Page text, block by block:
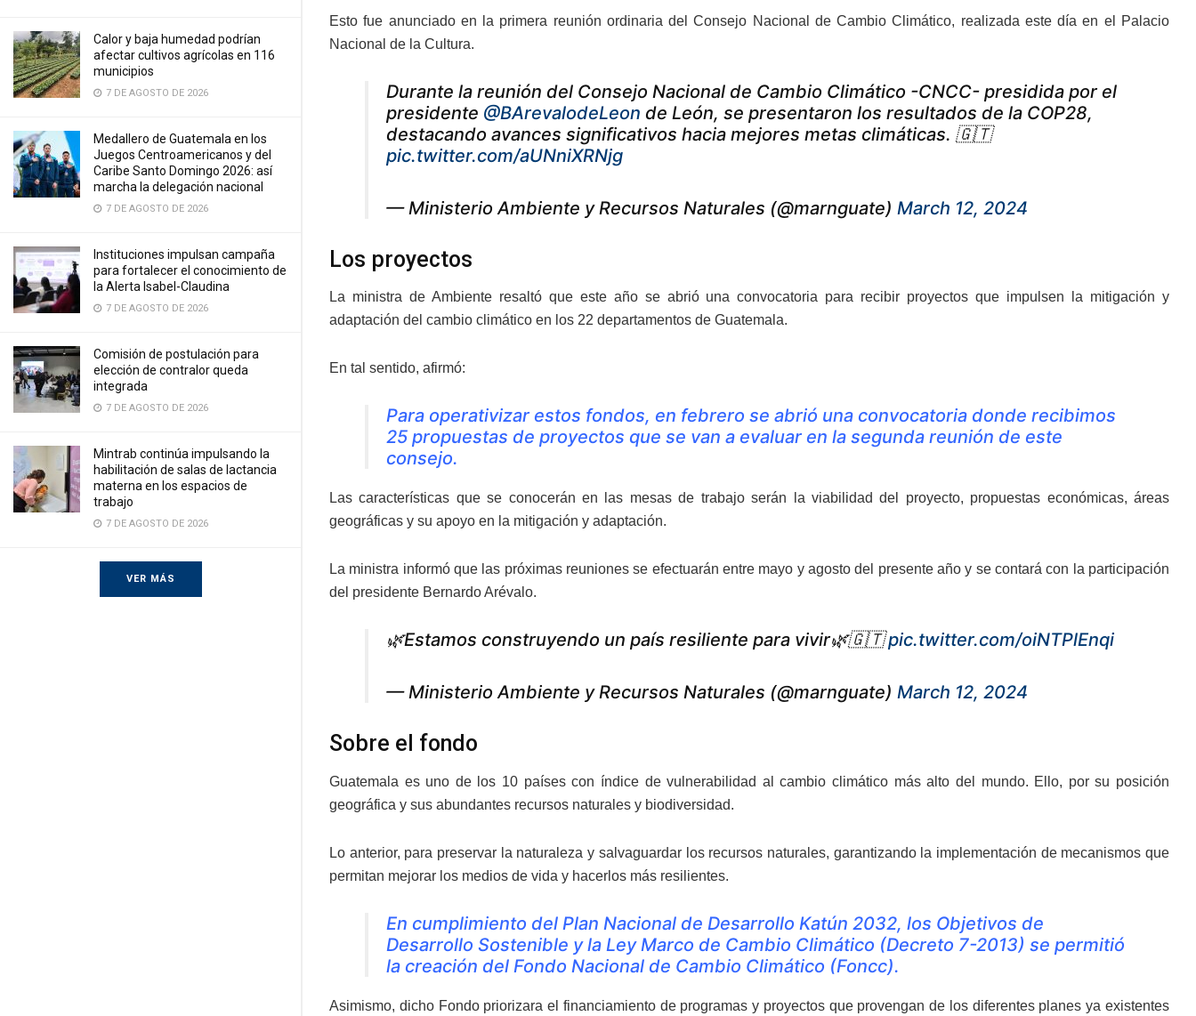
Calor y baja humedad podrían
afectar cultivos agrícolas en 116
municipios
7 DE AGOSTO DE 2026
Medallero de Guatemala en los
Juegos Centroamericanos y del
Caribe Santo Domingo 2026: así
marcha la delegación nacional
7 DE AGOSTO DE 2026
Instituciones impulsan campaña
para fortalecer el conocimiento de
la Alerta Isabel-Claudina
7 DE AGOSTO DE 2026
Comisión de postulación para
elección de contralor queda
integrada
7 DE AGOSTO DE 2026
Mintrab continúa impulsando la
habilitación de salas de lactancia
materna en los espacios de
trabajo
7 DE AGOSTO DE 2026
VER MÁS
Esto fue anunciado en la primera reunión ordinaria del Consejo Nacional de Cambio Climático, realizada este día en el Palacio
Nacional de la Cultura.
Durante la reunión del Consejo Nacional de Cambio Climático -CNCC- presidida por el
presidente @BArevalodeLeon de León, se presentaron los resultados de la COP28,
destacando avances significativos hacia mejores metas climáticas. 🇬🇹
pic.twitter.com/aUNniXRNjg
— Ministerio Ambiente y Recursos Naturales (@marnguate) March 12, 2024
Los proyectos
La ministra de Ambiente resaltó que este año se abrió una convocatoria para recibir proyectos que impulsen la mitigación y
adaptación del cambio climático en los 22 departamentos de Guatemala.
En tal sentido, afirmó:
Para operativizar estos fondos, en febrero se abrió una convocatoria donde recibimos
25 propuestas de proyectos que se van a evaluar en la segunda reunión de este
consejo.
Las características que se conocerán en las mesas de trabajo serán la viabilidad del proyecto, propuestas económicas, áreas
geográficas y su apoyo en la mitigación y adaptación.
La ministra informó que las próximas reuniones se efectuarán entre mayo y agosto del presente año y se contará con la participación
del presidente Bernardo Arévalo.
🌿Estamos construyendo un país resiliente para vivir🌿🇬🇹pic.twitter.com/oiNTPlEnqi
— Ministerio Ambiente y Recursos Naturales (@marnguate) March 12, 2024
Sobre el fondo
Guatemala es uno de los 10 países con índice de vulnerabilidad al cambio climático más alto del mundo. Ello, por su posición
geográfica y sus abundantes recursos naturales y biodiversidad.
Lo anterior, para preservar la naturaleza y salvaguardar los recursos naturales, garantizando la implementación de mecanismos que
permitan mejorar los medios de vida y hacerlos más resilientes.
En cumplimiento del Plan Nacional de Desarrollo Katún 2032, los Objetivos de
Desarrollo Sostenible y la Ley Marco de Cambio Climático (Decreto 7-2013) se permitió
la creación del Fondo Nacional de Cambio Climático (Foncc).
Asimismo, dicho Fondo priorizara el financiamiento de programas y proyectos que provengan de los diferentes planes ya existentes